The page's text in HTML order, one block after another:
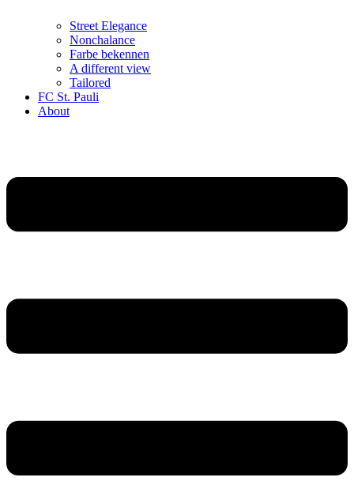
Street Elegance
Nonchalance
Farbe bekennen
A different view
Tailored
FC St. Pauli
About